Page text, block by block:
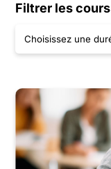
Filtrer les cours